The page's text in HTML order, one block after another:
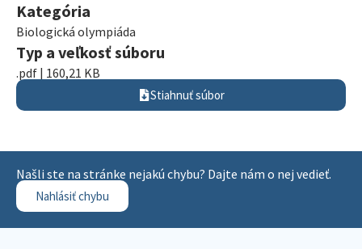
Kategória
Biologická olympiáda
Typ a veľkosť súboru
.pdf | 160,21 KB
Stiahnuť súbor
Našli ste na stránke nejakú chybu? Dajte nám o nej vedieť.
Nahlásiť chybu